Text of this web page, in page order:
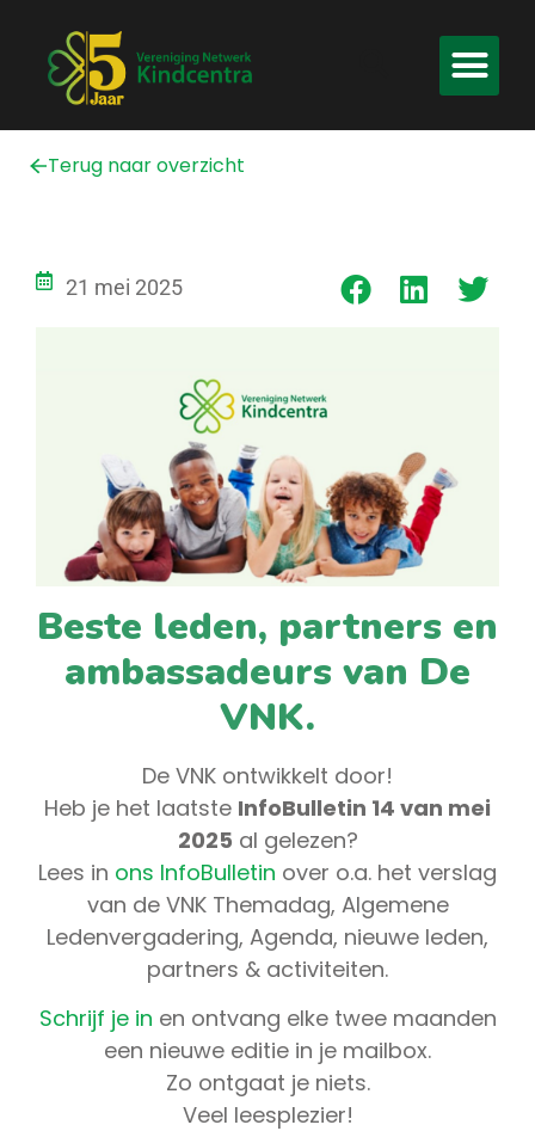
Terug naar overzicht
21 mei 2025
Beste leden, partners en
ambassadeurs van De
VNK.
De VNK ontwikkelt door!
Heb je het laatste InfoBulletin 14 van mei
2025 al gelezen?
Lees in ons InfoBulletin over o.a. het verslag
van de VNK Themadag, Algemene
Ledenvergadering, Agenda, nieuwe leden,
partners & activiteiten.
Schrijf je in en ontvang elke twee maanden
een nieuwe editie in je mailbox.
Zo ontgaat je niets.
Veel leesplezier!